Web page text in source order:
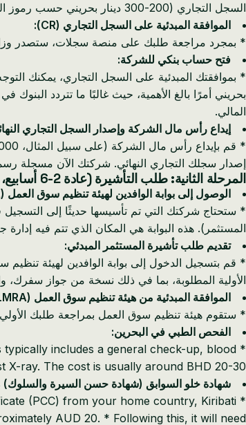
السجل التجاري (200-300 دينار بحريني حسب رموز النشاط).
الموافقة المبدئية على السجل التجاري (CR):
* بمجرد مراجعة طلبك على منصة سجلات، ستصدر
فتح حساب بنكي للشركة:
المالي.
إيداع رأس مال الشركة وإصدار السجل التجاري
إصدار سجلك التجاري النهائي. شركتك الآن مسجلة
المرحلة الثانية: طلب التأشيرة (عادة 2-6 أسابيع، باستثناء وقت تصديق كيريباتي)
الوصول إلى بوابة الوافدين لهيئة تنظيم سوق العمل (LMRA):
المستثمر). هذه البوابة هي المكان الذي تتم فيه
تقديم طلب تأشيرة المستثمر المبدئي:
* قم بتسجيل الدخول إلى بوابة الوافدين لهيئة تنظيم
الأولية المطلوبة، بما في ذلك نسخة من جواز سفرك،
الموافقة المبدئية من هيئة تنظيم سوق العمل (LMRA):
* ستقوم هيئة تنظيم سوق العمل بمراجعة طلبك
الفحص الطبي في البحرين:
typically includes a general check-up, blood
X-ray. The cost is usually around BHD 20-30.
شهادة خلو السوابق (شهادة حسن السيرة والسلوك)
* You will need to obtain a Police Clearance Certificate (PCC) from your home country, Kiribati. *
AUD 20. * Following this, it will need